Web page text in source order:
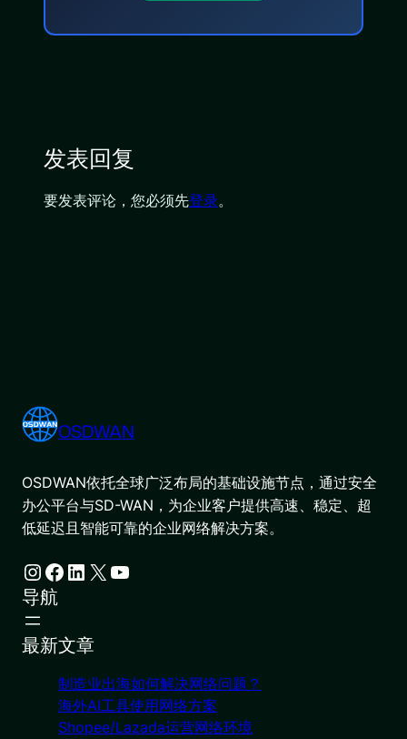
发表回复
要发表评论，您必须先登录。
OSDWAN
OSDWAN依托全球广泛布局的基础设施节点，通过安全
办公平台与SD-WAN，为企业客户提供高速、稳定、超
低延迟且智能可靠的企业网络解决方案。
Instagram Facebook LinkedIn X YouTube
导航
最新文章
制造业出海如何解决网络问题？
海外AI工具使用网络方案
Shopee/Lazada运营网络环境